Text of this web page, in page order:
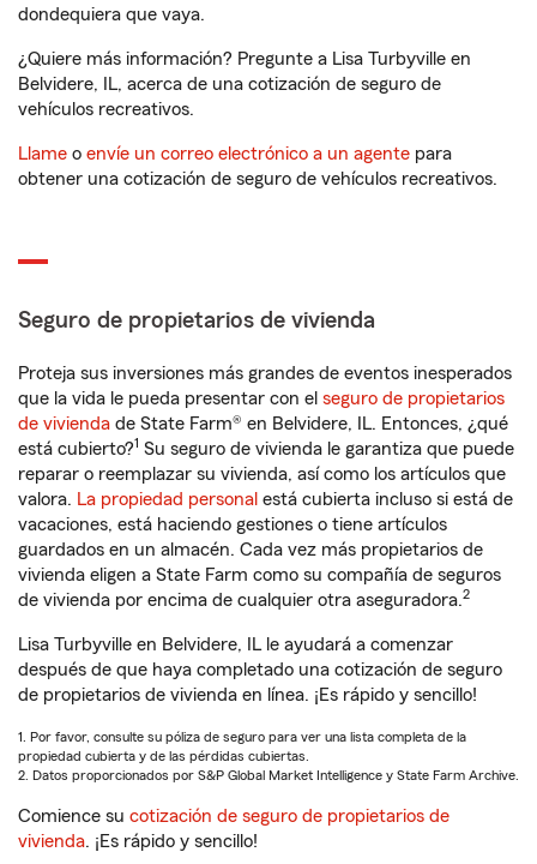
dondequiera que vaya.
¿Quiere más información? Pregunte a Lisa Turbyville en
Belvidere, IL, acerca de una cotización de seguro de
vehículos recreativos.
Llame o envíe un correo electrónico a un agente para
obtener una cotización de seguro de vehículos recreativos.
Seguro de propietarios de vivienda
Proteja sus inversiones más grandes de eventos inesperados
que la vida le pueda presentar con el seguro de propietarios
de vivienda de State Farm® en Belvidere, IL. Entonces, ¿qué
está cubierto?1 Su seguro de vivienda le garantiza que puede
reparar o reemplazar su vivienda, así como los artículos que
valora. La propiedad personal está cubierta incluso si está de
vacaciones, está haciendo gestiones o tiene artículos
guardados en un almacén. Cada vez más propietarios de
vivienda eligen a State Farm como su compañía de seguros
de vivienda por encima de cualquier otra aseguradora.2
Lisa Turbyville en Belvidere, IL le ayudará a comenzar
después de que haya completado una cotización de seguro
de propietarios de vivienda en línea. ¡Es rápido y sencillo!
1. Por favor, consulte su póliza de seguro para ver una lista completa de la
propiedad cubierta y de las pérdidas cubiertas.
2. Datos proporcionados por S&P Global Market Intelligence y State Farm Archive.
Comience su cotización de seguro de propietarios de
vivienda. ¡Es rápido y sencillo!